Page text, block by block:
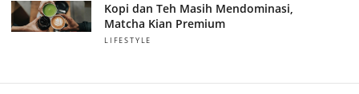
Kopi dan Teh Masih Mendominasi,
Matcha Kian Premium
LIFESTYLE